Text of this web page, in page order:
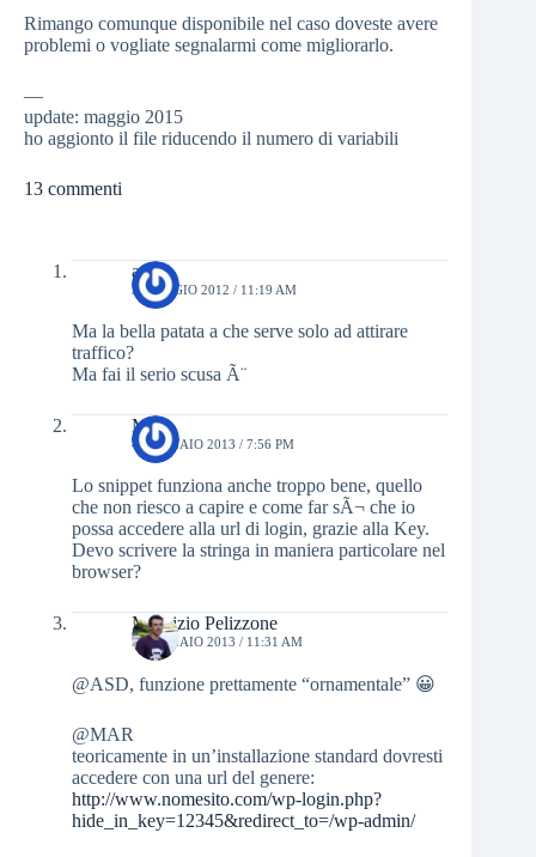
Rimango comunque disponibile nel caso doveste avere
problemi o vogliate segnalarmi come migliorarlo.
—
update: maggio 2015
ho aggionto il file riducendo il numero di variabili
13 commenti
asd
3 MAGGIO 2012 / 11:19 AM
Ma la bella patata a che serve solo ad attirare
traffico?
Ma fai il serio scusa Ã¨
Mar
4 GENNAIO 2013 / 7:56 PM
Lo snippet funziona anche troppo bene, quello
che non riesco a capire e come far sÃ¬ che io
possa accedere alla url di login, grazie alla Key.
Devo scrivere la stringa in maniera particolare nel
browser?
Maurizio Pelizzone
5 GENNAIO 2013 / 11:31 AM
@ASD, funzione prettamente “ornamentale” 😀
@MAR
teoricamente in un’installazione standard dovresti
accedere con una url del genere:
http://www.nomesito.com/wp-login.php?
hide_in_key=12345&redirect_to=/wp-admin/